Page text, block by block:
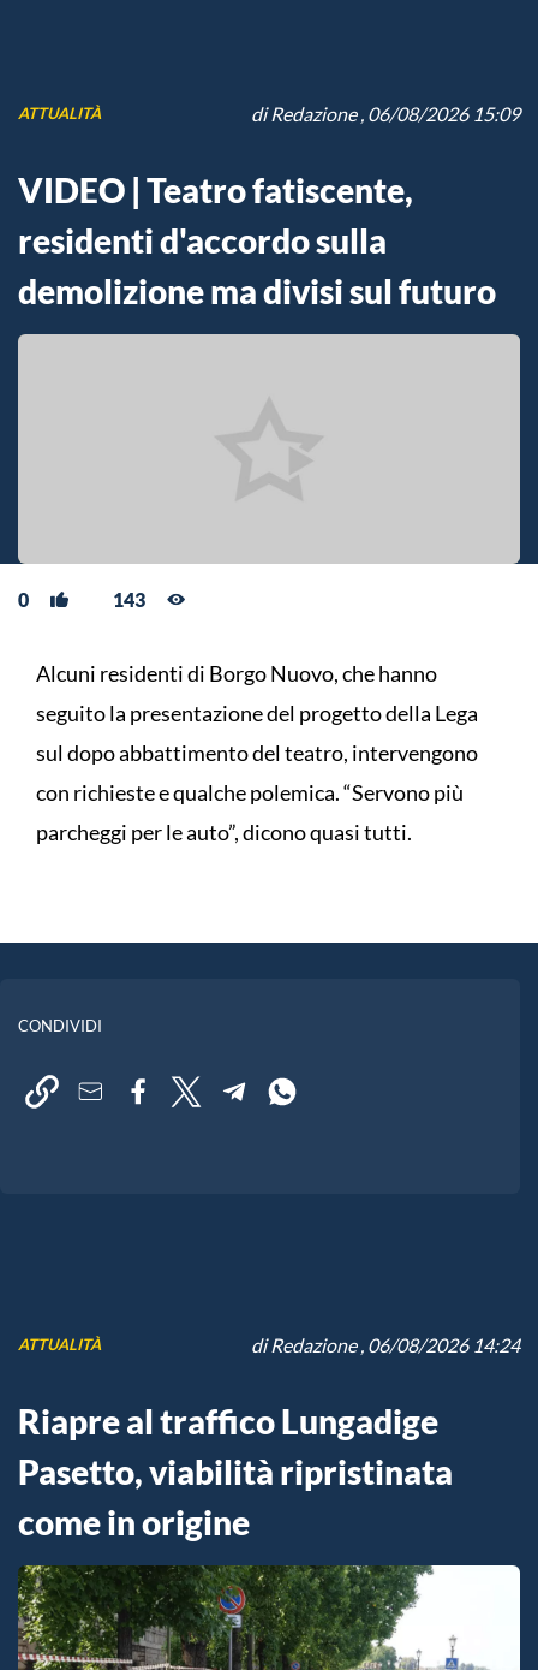
ATTUALITÀ diRedazione, 06/08/2026 15:09
VIDEO | Teatro fatiscente,
residenti d'accordo sulla
demolizione ma divisi sul futuro
0 143
Alcuni residenti di Borgo Nuovo, che hanno
seguito la presentazione del progetto della Lega
sul dopo abbattimento del teatro, intervengono
con richieste e qualche polemica. “Servono più
parcheggi per le auto”, dicono quasi tutti.
CONDIVIDI
ATTUALITÀ diRedazione, 06/08/2026 14:24
Riapre al traffico Lungadige
Pasetto, viabilità ripristinata
come in origine